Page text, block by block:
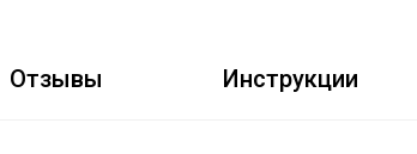
Отзывы Инструкции